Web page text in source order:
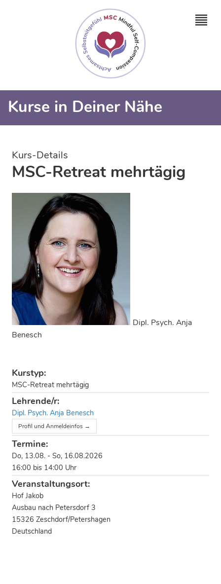
Kurse in Deiner Nähe
Kurs-Details
MSC-Retreat mehrtägig
Dipl. Psych. Anja
Benesch
Kurstyp:
MSC-Retreat mehrtägig
Lehrende/r:
Dipl. Psych. Anja Benesch
Profil und Anmeldeinfos →
Termine:
Do, 13.08. - So, 16.08.2026
16:00 bis 14:00 Uhr
Veranstaltungsort:
Hof Jakob
Ausbau nach Petersdorf 3
15326 Zeschdorf/Petershagen
Deutschland